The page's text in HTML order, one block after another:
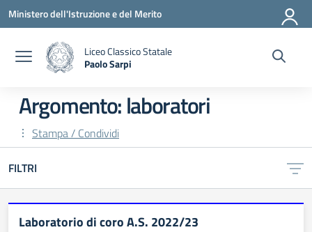
Vai ai contenuti
Vai al menu di navigazione
Vai al footer
Ministero dell'Istruzione e del Merito
Liceo Classico Statale
Paolo Sarpi
Argomento: laboratori
Stampa / Condividi
FILTRI
Laboratorio di coro A.S. 2022/23